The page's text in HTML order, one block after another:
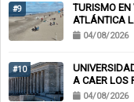
#9
TURISMO EN
ATLÁNTICA
04/08/2026
#10
A CAER LOS
04/08/2026